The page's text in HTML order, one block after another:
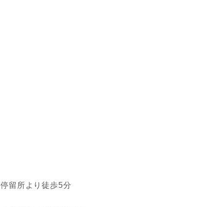
留所より徒歩5分